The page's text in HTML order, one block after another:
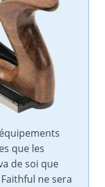
que les
de soi que
ne sera